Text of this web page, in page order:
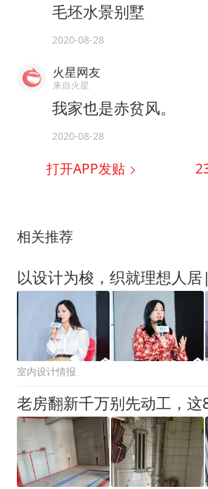
毛坯水景别墅
2020-08-28
火星网友
来自火星
我家也是赤贫风。
2020-08-28
打开APP发贴
相关推荐
室内设计情报